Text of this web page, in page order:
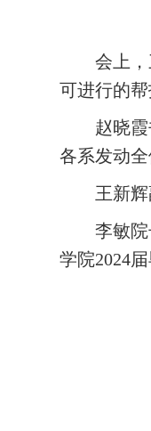
会上，
可进行的帮
赵晓
各系发动
王新
李敏
学院2024